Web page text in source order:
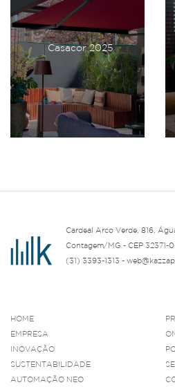
Casacor 2025
Cardeal Arco Verde, 816,
Contagem/MG - CEP 32371-
(31) 3393-1313 -
HOME
EMPRESA
INOVAÇÃO
SUSTENTABILIDADE
AUTOMAÇÃO NEO